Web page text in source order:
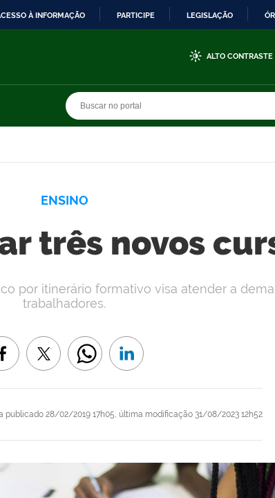
À INFORMAÇÃO PARTICIPE LEGISLAÇÃO
ALTO CONTRASTE
ENSINO
três novos
publicado 28/02/2019 17h05, última modificação 31/08/2023 12h52
por itinerário formativo visa atender a
trabalhadores.